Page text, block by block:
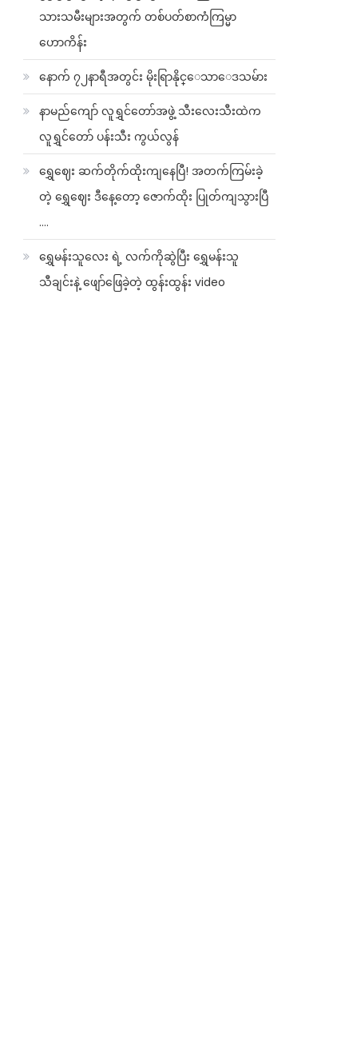
သားသမီးများအတွက် တစ်ပတ်စာကံကြမ္မာ
ဟောကိန်း
နောက် ၇၂နာရီအတွင်း မိုးရြာနိုင္ေသာေဒသမ်ား
နာမည်ကျော် လူရွှင်တော်အဖွဲ့ သီးလေးသီးထဲက
လူရွှင်တော် ပန်းသီး ကွယ်လွန်
ရွှေဈေး ဆက်တိုက်ထိုးကျနေပြီ! အတက်ကြမ်းခဲ့
တဲ့ ရွှေဈေး ဒီနေ့တော့ ဇောက်ထိုး ပြုတ်ကျသွားပြီ
….
ရွှေမန်းသူလေး ရဲ့ လက်ကိုဆွဲပြီး ရွှေမန်းသူ
သီချင်းနဲ့ ဖျော်ဖြေခဲ့တဲ့ ထွန်းထွန်း video